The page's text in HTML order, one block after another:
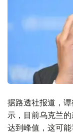
据路透社报道，
示，目前乌克兰
达到峰值，这可